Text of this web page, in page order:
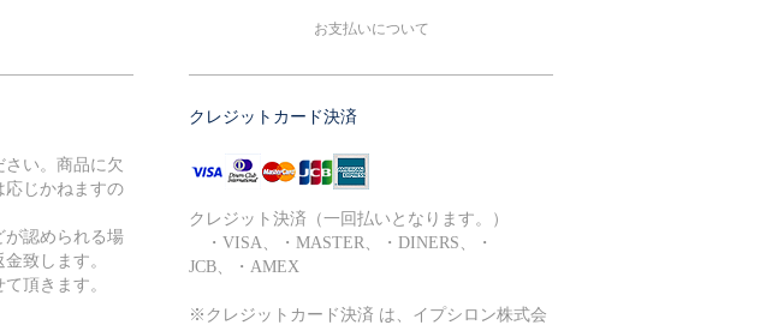
い。商品に欠
応じかねますの
が認められる場
致します。
頂きます。
お支払いについて
クレジットカード決済
クレジット決済（一回払いとなります。）
・VISA、・MASTER、・DINERS、・
JCB、・AMEX
※クレジットカード決済 は、イプシロン株式会